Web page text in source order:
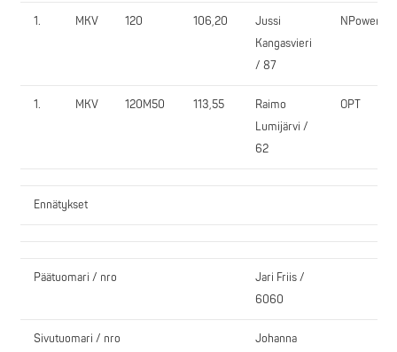
1. MKV 120 106,20
Jussi
Kangasvieri
/ 87
NPower
1. MKV 120M50 113,55
Raimo
Lumijärvi /
62
OPT
Ennätykset
Päätuomari / nro
Jari Friis /
6060
Sivutuomari / nro
Johanna